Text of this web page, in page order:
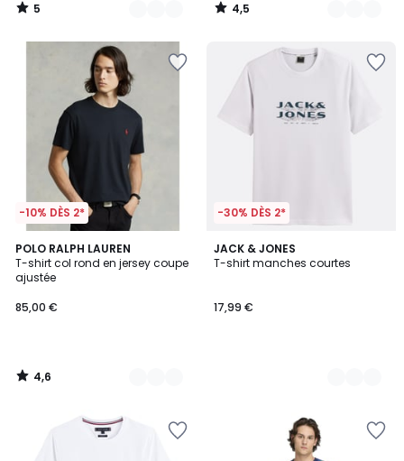
5
/
4,5
/
-10% DÈS 2*
POLO RALPH LAUREN
T-shirt col rond en jersey coupe
ajustée
85,00 €
4,6
/ 5
4
Couleurs
4,6
/
-30% DÈS 2*
JACK & JONES
T-shirt manches courtes
17,99 €
3
Couleurs